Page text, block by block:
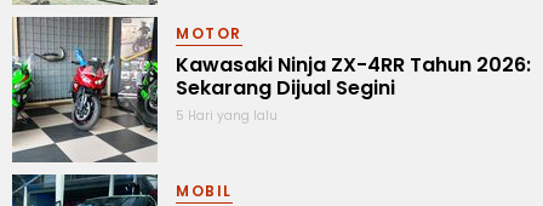
MOTOR
Kawasaki Ninja ZX-4RR Tahun 2026:
Sekarang Dijual Segini
5 Hari yang lalu
MOBIL